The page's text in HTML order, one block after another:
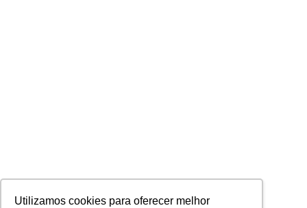
Utilizamos cookies para oferecer melhor